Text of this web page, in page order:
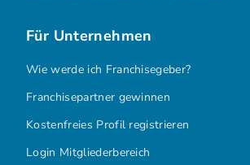
Für Unternehmen
Wie werde ich Franchisegeber?
Franchisepartner gewinnen
Kostenfreies Profil registrieren
Login Mitgliederbereich